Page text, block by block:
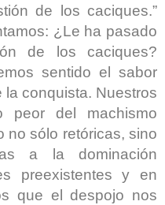
de los caciques.”
¿Le ha pasado
de los caciques?
sentido el sabor
conquista. Nuestros
peor del machismo
no sólo retóricas, sino
a la dominación
preexistentes y en
que el despojo nos